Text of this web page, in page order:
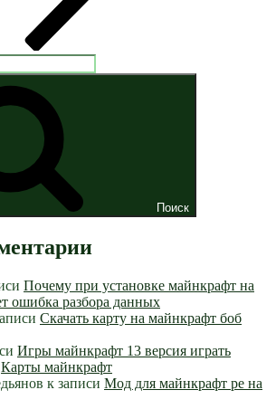
Поиск
Почему при установке майнкрафт на
ошибка разбора данных
Скачать карту на майнкрафт боб
Игры майнкрафт 13 версия играть
Карты майнкрафт
к записи Мод для майнкрафт pe на